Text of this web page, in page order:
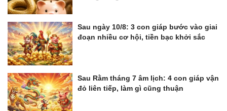
Sau ngày 10/8: 3 con giáp bước vào giai
đoạn nhiều cơ hội, tiền bạc khởi sắc
Sau Rằm tháng 7 âm lịch: 4 con giáp vận
đỏ liên tiếp, làm gì cũng thuận